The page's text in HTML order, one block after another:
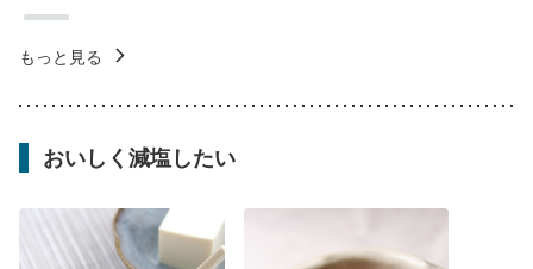
もっと見る
おいしく減塩したい